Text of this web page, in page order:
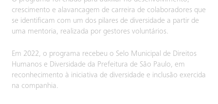
crescimento e alavancagem de carreira de colaboradores que
se identificam com um dos pilares de diversidade a partir de
uma mentoria, realizada por gestores voluntários.
Em 2022, o programa recebeu o Selo Municipal de Direitos
Humanos e Diversidade da Prefeitura de São Paulo, em
reconhecimento à iniciativa de diversidade e inclusão exercida
na companhia.